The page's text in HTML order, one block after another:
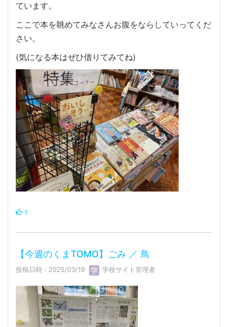
ています。
ここで本を眺めてみなさんお腹をならしていってくだ
さい。
(気になる本はぜひ借りてみてね)
1
【今週のくまTOMO】ごみ ／ 鳥
投稿日時 : 2025/03/19 学校サイト管理者